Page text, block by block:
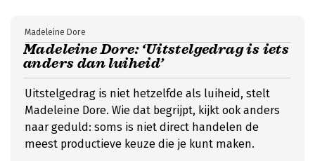
Madeleine Dore: ‘Uitstelgedrag is iets
anders dan luiheid’
Madeleine Dore
Uitstelgedrag is niet hetzelfde als luiheid, stelt
Madeleine Dore. Wie dat begrijpt, kijkt ook anders
naar geduld: soms is niet direct handelen de
meest productieve keuze die je kunt maken.